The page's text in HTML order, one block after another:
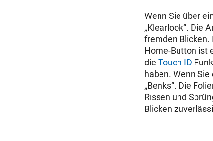
Wenn Sie über
„Klearlook“. Die
fremden Blicken.
Home-Button ist
die Touch ID
haben. Wenn Sie
„Benks“. Die
Rissen und
Blicken